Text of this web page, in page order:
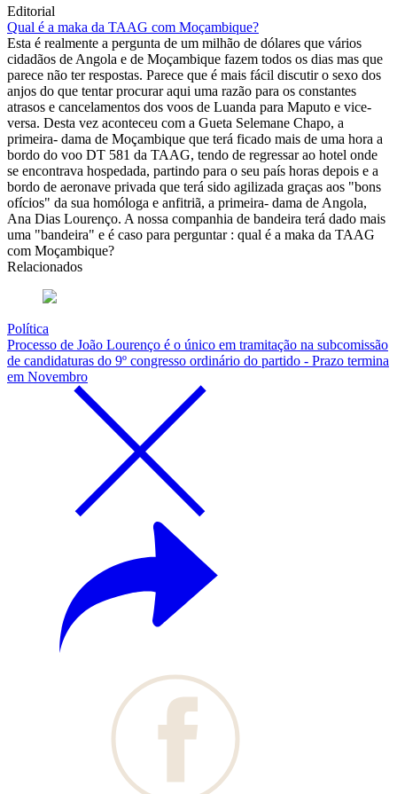
Editorial
Qual é a maka da TAAG com Moçambique?
Esta é realmente a pergunta de um milhão de dólares que vários
cidadãos de Angola e de Moçambique fazem todos os dias mas que
parece não ter respostas. Parece que é mais fácil discutir o sexo dos
anjos do que tentar procurar aqui uma razão para os constantes
atrasos e cancelamentos dos voos de Luanda para Maputo e vice-
versa. Desta vez aconteceu com a Gueta Selemane Chapo, a
primeira- dama de Moçambique que terá ficado mais de uma hora a
bordo do voo DT 581 da TAAG, tendo de regressar ao hotel onde
se encontrava hospedada, partindo para o seu país horas depois e a
bordo de aeronave privada que terá sido agilizada graças aos "bons
ofícios" da sua homóloga e anfitriã, a primeira- dama de Angola,
Ana Dias Lourenço. A nossa companhia de bandeira terá dado mais
uma "bandeira" e é caso para perguntar : qual é a maka da TAAG
com Moçambique?
Relacionados
Política
Processo de João Lourenço é o único em tramitação na subcomissão
de candidaturas do 9º congresso ordinário do partido - Prazo termina
em Novembro